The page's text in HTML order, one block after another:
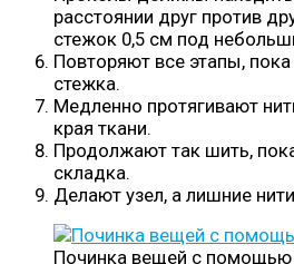
расстоянии друг против
стежок 0,5 см под
Повторяют все этапы, пока
стежка.
Медленно протягивают
края ткани.
Продолжают так шить,
складка.
Делают узел, а лишние
Починка вещей с помощью